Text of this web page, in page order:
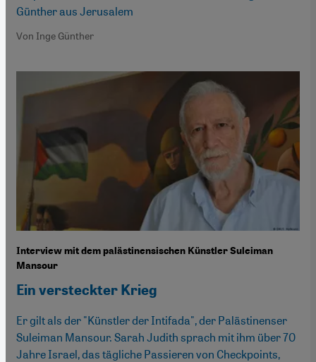
Günther aus Jerusalem
Von Inge Günther
Interview mit dem palästinensischen Künstler Suleiman
Mansour
Ein versteckter Krieg
Er gilt als der "Künstler der Intifada", der Palästinenser
Suleiman Mansour. Sarah Judith sprach mit ihm über 70
Jahre Israel, das tägliche Passieren von Checkpoints,